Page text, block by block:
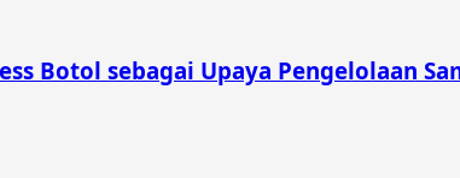
Botol sebagai Upaya Pengelolaan